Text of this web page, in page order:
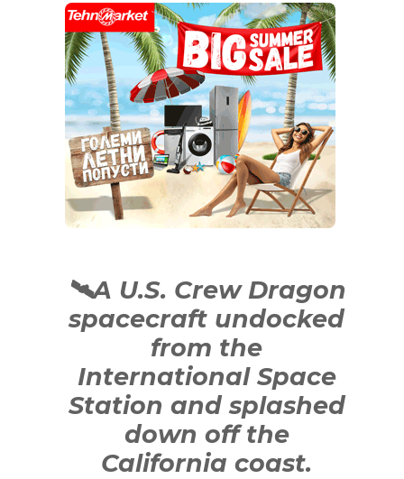
🛰A U.S. Crew Dragon
spacecraft undocked
from the
International Space
Station and splashed
down off the
California coast.